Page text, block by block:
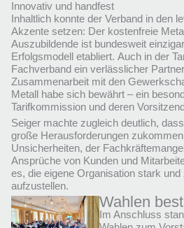
Innovativ und handfest
Inhaltlich konnte der Verband in den
Akzente setzen: Der kostenfreie
Auszubildende ist bundesweit
Erfolgsmodell etabliert. Auch in der
Fachverband ein verlässlicher
Zusammenarbeit mit den
Metall habe sich bewährt – ein
Tarifkommission und deren
Seiger machte zugleich deutlich,
große Herausforderungen
Unsicherheiten, der
Ansprüche von Kunden und
es, die eigene Organisation stark
aufzustellen.
Wahlen
Im Anschluss